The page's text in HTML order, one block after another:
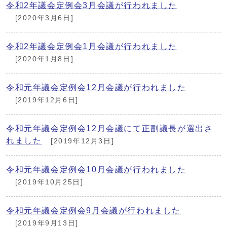
令和2年議会定例会3月会議が行われました
[2020年3月6日]
令和2年議会定例会1月会議が行われました
[2020年1月8日]
令和元年議会定例会12月会議が行われました
[2019年12月6日]
令和元年議会定例会12月会議にて正副議長が選出さ
れました
[2019年12月3日]
令和元年議会定例会10月会議が行われました
[2019年10月25日]
令和元年議会定例会9月会議が行われました
[2019年9月13日]